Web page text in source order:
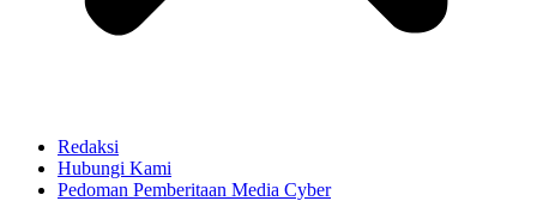
Redaksi
Hubungi Kami
Pedoman Pemberitaan Media Cyber